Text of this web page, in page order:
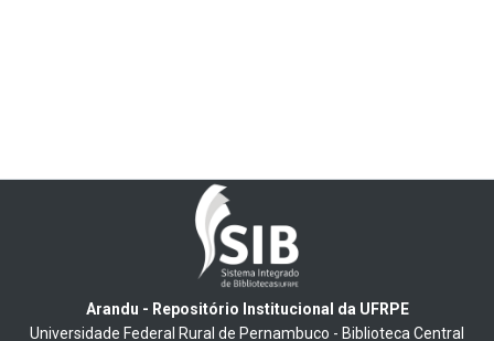
Arandu - Repositório Institucional da UFRPE
Universidade Federal Rural de Pernambuco - Biblioteca Central